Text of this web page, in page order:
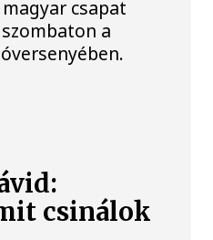
csapat
a
csinálok